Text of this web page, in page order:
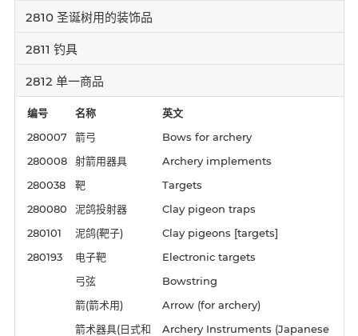
2810 圣诞树用的装饰品
2811 钓具
2812 单一商品
编号 名称
英文
280007
箭弓
Bows for archery
280008
射箭用器具
Archery implements
280038
靶
Targets
280080
泥鸽投射器
Clay pigeon traps
280101
泥鸽(靶子)
Clay pigeons [targets]
280193
电子靶
Electronic targets
弓弦
Bowstring
箭(箭术用)
Arrow (for archery)
箭术器具(日式和
Archery Instruments (Japanese